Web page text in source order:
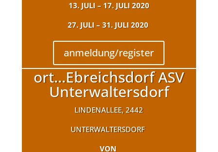
13. JULI – 17. JULI 2020
27. JULI – 31. JULI 2020
anmeldung/register
ort...Ebreichsdorf ASV
Unterwaltersdorf
LINDENALLEE, 2442
UNTERWALTERSDORF
VON